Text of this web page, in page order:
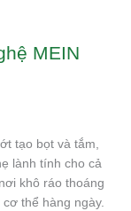
MEIN
tạo bọt và tắm,
lành tính cho cả
khô ráo thoáng
thể hàng ngày.